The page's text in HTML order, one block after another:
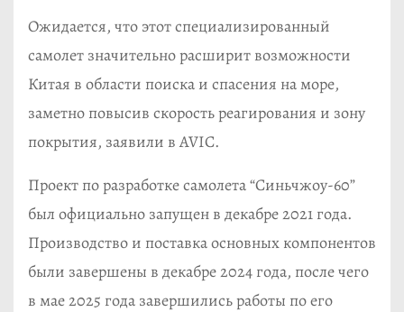
Ожидается, что этот специализированный
самолет значительно расширит возможности
Китая в области поиска и спасения на море,
заметно повысив скорость реагирования и зону
покрытия, заявили в AVIC.
Проект по разработке самолета “Синьчжоу-60”
был официально запущен в декабре 2021 года.
Производство и поставка основных компонентов
были завершены в декабре 2024 года, после чего
в мае 2025 года завершились работы по его